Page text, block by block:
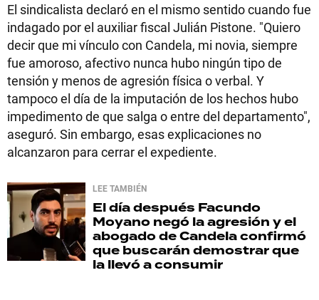
El sindicalista declaró en el mismo sentido cuando fue
indagado por el auxiliar fiscal Julián Pistone. "Quiero
decir que mi vínculo con Candela, mi novia, siempre
fue amoroso, afectivo nunca hubo ningún tipo de
tensión y menos de agresión física o verbal. Y
tampoco el día de la imputación de los hechos hubo
impedimento de que salga o entre del departamento",
aseguró. Sin embargo, esas explicaciones no
alcanzaron para cerrar el expediente.
LEE TAMBIÉN
El día después Facundo
Moyano negó la agresión y el
abogado de Candela confirmó
que buscarán demostrar que
la llevó a consumir